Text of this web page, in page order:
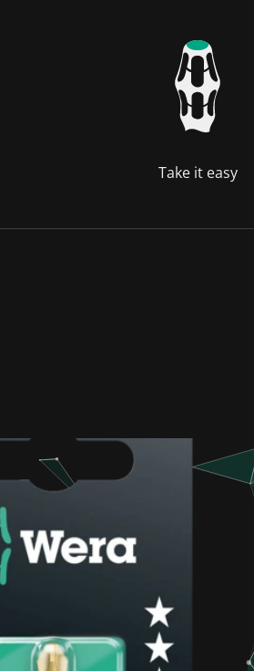
Take it easy